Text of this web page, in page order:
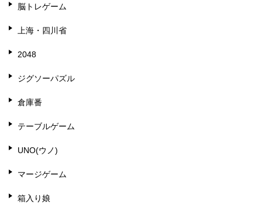
脳トレゲーム
上海・四川省
2048
ジグソーパズル
倉庫番
テーブルゲーム
UNO(ウノ)
マージゲーム
箱入り娘